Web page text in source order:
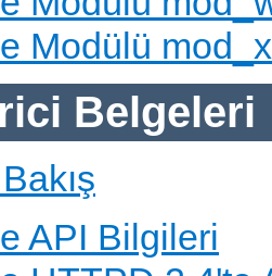
Modülü
Belgeleri
API Bilgileri